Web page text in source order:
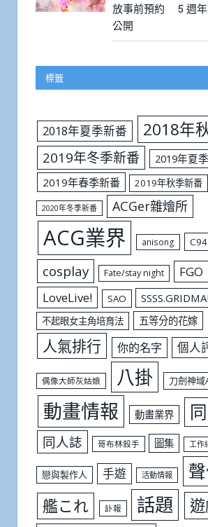
放事前預約 5 週年
公開
標籤
2018年夏季新番 2018年
2019年冬季新番
2019年夏
2019年春季新番
2019年秋季新番
2020年冬季新番 ACGer雜燴所
ACG業界 anisong C94
cosplay Fate/stay night FGO
LoveLive! SAO
不起眼女主角培育法 五等分的花嫁
人氣排行 你的名字 個人
偶像大師灰姑娘 八掛 刀劍神
動畫情報 動畫業界
同人誌 哥布林殺手 圖集 工作
戀與製作人 手遊 活動情報
艦これ 訃報 話題